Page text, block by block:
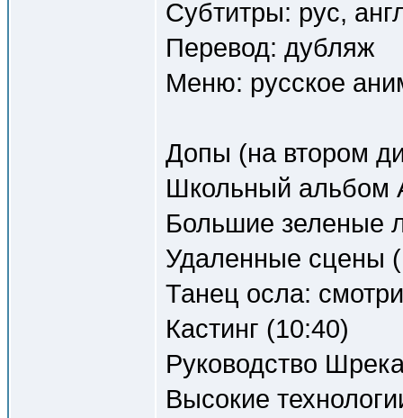
Субтитры: рус,
Перевод: дубляж
Меню: русское
Допы (на втором
Школьный альбом
Большие зеленые
Удаленные сцены
Танец осла:
Кастинг (10:40)
Руководство
Высокие